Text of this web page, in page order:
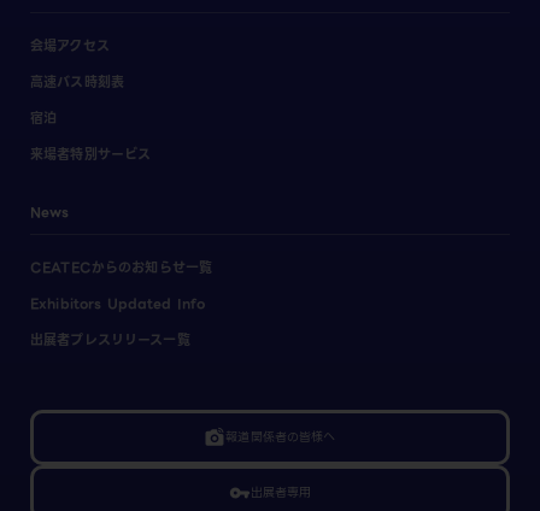
会場アクセス
高速バス時刻表
宿泊
来場者特別サービス
News
CEATECからのお知らせ一覧
Exhibitors Updated Info
出展者プレスリリース一覧
linked_camera報道関係者の皆様へ
vpn_key出展者専用